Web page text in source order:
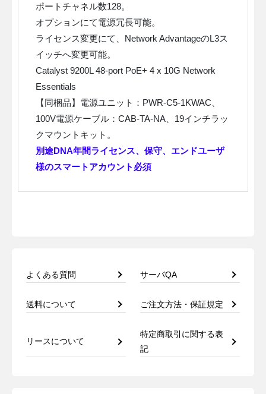
ポートチャネル数128。
オプションにて電源冗長可能。
ライセンス変更にて、Network AdvantageのL3ス
イッチへ変更可能。
Catalyst 9200L 48-port PoE+ 4 x 10G Network
Essentials
【同梱品】電源ユニット：PWR-C5-1KWAC、
100V電源ケーブル：CAB-TA-NA、19インチラッ
クマウントキット。
別途DNA年間ライセンス、保守、エンドユーザ
様のスマートアカウント必須
よくある質問 サーバQA
送料について ご注文方法・保証規定
リースについて
特定商取引に関する表
記